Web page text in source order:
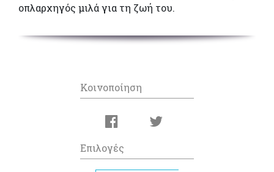
οπλαρχηγός μιλά για τη ζωή του.
Κοινοποίηση
Επιλογές